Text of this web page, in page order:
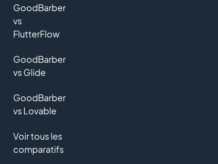
GoodBarber
vs
FlutterFlow
GoodBarber
vs Glide
GoodBarber
vs Lovable
Voir tous les
comparatifs